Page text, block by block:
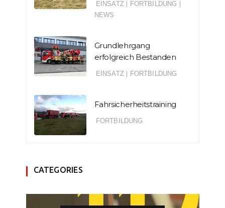
EINSATZ FORTBILDUNG
NEWS
Grundlehrgang
erfolgreich Bestanden
EINSATZ FORTBILDUNG
Fahrsicherheitstraining
FORTBILDUNG
CATEGORIES